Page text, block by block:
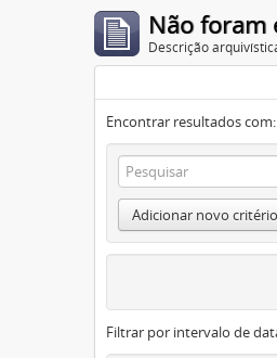
Não foram
Descrição
Encontrar resultados com:
Adicionar novo critério
Filtrar por intervalo de